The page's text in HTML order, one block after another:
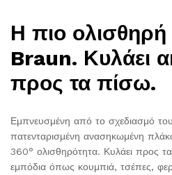
Η πιο
Braun. Κυλάει
προς τα πίσω.
Εμπνευσμένη από το σχεδιασμό
πατενταρισμένη ανασηκωμένη
360° ολισθηρότητα. Κυλάει προς
εμπόδια όπως κουμπιά, τσέπες,